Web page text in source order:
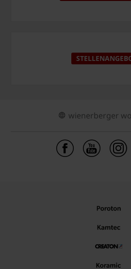
wienerberger